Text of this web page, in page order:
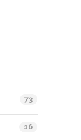
73
16